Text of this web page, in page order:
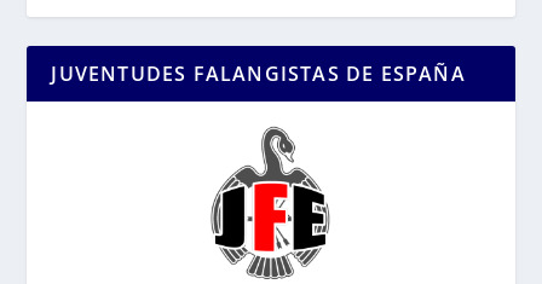
JUVENTUDES FALANGISTAS DE ESPAÑA